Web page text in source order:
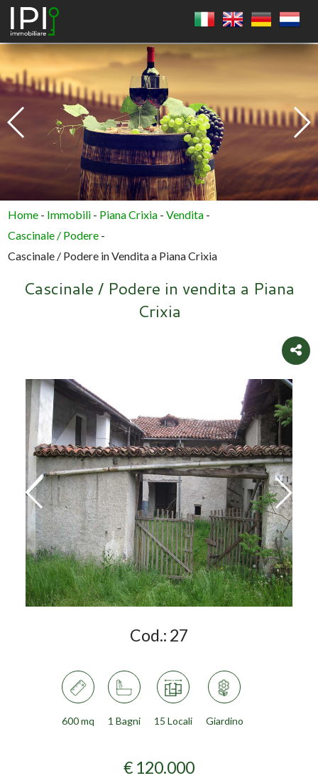
Home - Immobili - Piana Crixia -Vendita -
Cascinale / Podere -
Cascinale / Podere in Vendita a Piana Crixia
Cascinale / Podere in vendita a Piana
Crixia
Cod.: 27
600 mq 1 Bagni 15 Locali Giardino
€ 120.000
QUADRATO
CERCHIO
POLIGONO